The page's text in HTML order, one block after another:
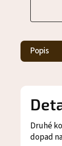
Popis
Druhé
dopad